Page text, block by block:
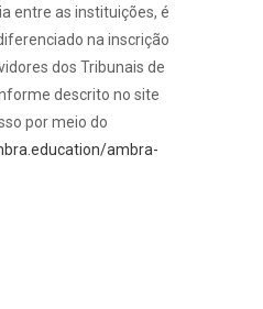
entre as instituições, é
na inscrição
dos Tribunais de
descrito no site
por meio do
ambra-